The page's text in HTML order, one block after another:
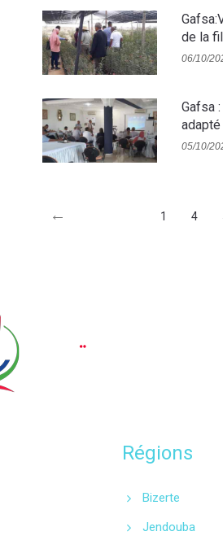
de la
06/10/
Gafsa
adapté
05/10/
← 1 4
Régions
Bizerte
Jendouba